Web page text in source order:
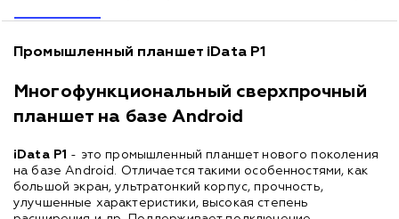
Промышленный планшет iData P1
Многофункциональный сверхпрочный
планшет на базе Android
iData P1 - это промышленный планшет нового поколения
на базе Android. Отличается такими особенностями, как
большой экран, ультратонкий корпус, прочность,
улучшенные характеристики, высокая степень